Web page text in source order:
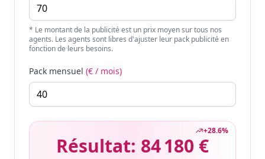
* Le montant de la publicité est un prix moyen sur tous nos
agents. Les agents sont libres d'ajuster leur pack publicité en
fonction de leurs besoins.
Pack mensuel (€ / mois)
+28.6%
Résultat: 84 180 €